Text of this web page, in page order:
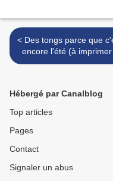
< Des tongs parce que c'est
encore l'été (à imprimer -
gratuit)
Hébergé par Canalblog
Top articles
Pages
Contact
Signaler un abus